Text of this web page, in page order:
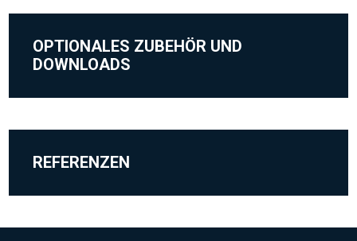
OPTIONALES ZUBEHÖR UND
DOWNLOADS
REFERENZEN